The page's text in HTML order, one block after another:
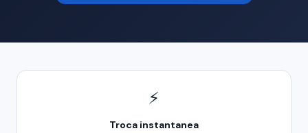
⚡
Troca instantanea